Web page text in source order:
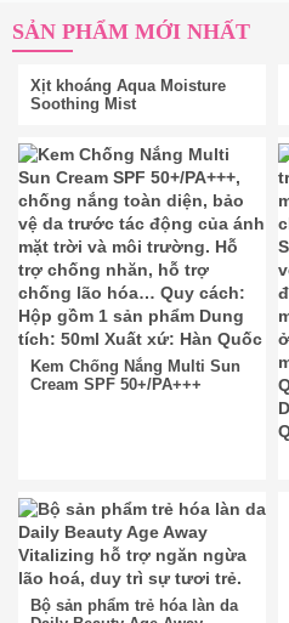
SẢN PHẨM MỚI NHẤT
Xịt khoáng Aqua Moisture
Soothing Mist
Kem Chống Nắng Multi Sun
Cream SPF 50+/PA+++
Bộ sản phẩm trẻ hóa làn da